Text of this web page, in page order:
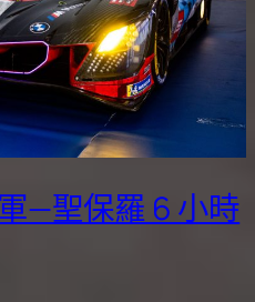
—聖保羅 6 小時